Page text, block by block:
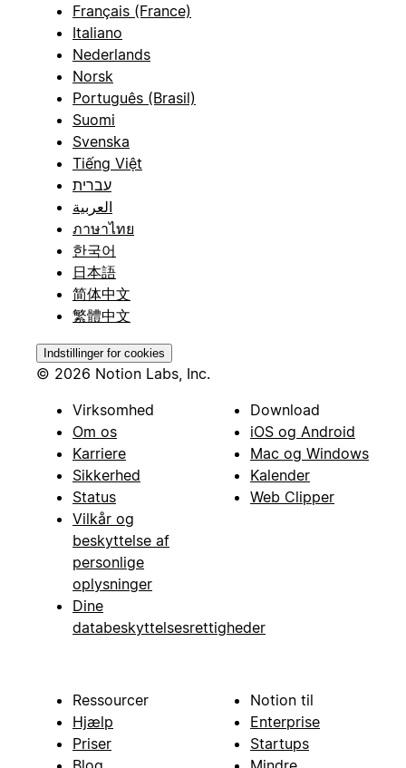
Français (France)
Italiano
Nederlands
Norsk
Português (Brasil)
Suomi
Svenska
Tiếng Việt
עברית
العربية
ภาษาไทย
한국어
日本語
简体中文
繁體中文
Indstillinger for cookies
© 2026 Notion Labs, Inc.
Virksomhed
Om os
Karriere
Sikkerhed
Status
Vilkår og
beskyttelse af
personlige
oplysninger
Dine
databeskyttelsesrettigheder
Download
iOS og Android
Mac og Windows
Kalender
Web Clipper
Ressourcer
Hjælp
Priser
Notion til
Enterprise
Startups